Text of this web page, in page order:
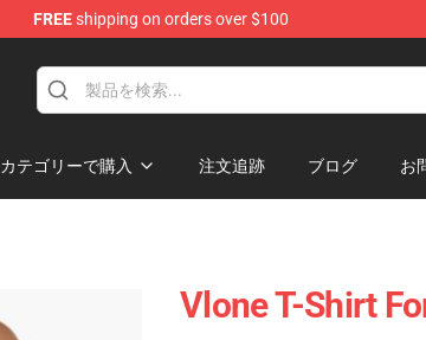
FREEshipping on orders over $100
カテゴリーで購入 注文追跡 ブログ お
Vlone T-Shirt